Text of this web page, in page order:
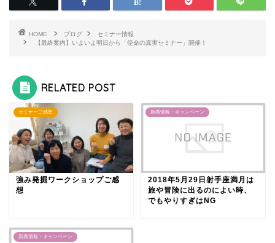
HOME ブログ
セミナー情報
【最終案内】いよいよ明日から「使命の真実セミナー」開催！
RELATED POST
セミナーご感想
強み発掘ワークショップご感
想
新着情報・キャンペーン
2018年5月29日射手座満月は
旅や冒険に出るのによい時、
でもやりすぎはNG
新着情報・キャンペーン